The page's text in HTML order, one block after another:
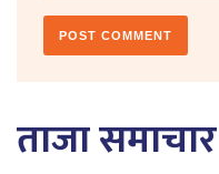
ताजा समाचार